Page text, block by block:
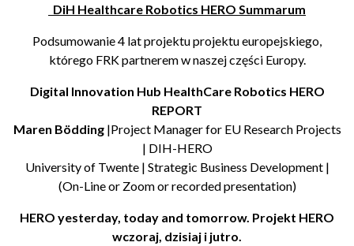
DiH Healthcare Robotics HERO Summarum
Podsumowanie 4 lat projektu projektu europejskiego,
którego FRK partnerem w naszej części Europy.
Digital Innovation Hub HealthCare Robotics HERO
REPORT
Maren Bödding |Project Manager for EU Research Projects
| DIH-HERO
University of Twente | Strategic Business Development |
(On-Line or Zoom or recorded presentation)
HERO yesterday, today and tomorrow. Projekt HERO
wczoraj, dzisiaj i jutro.